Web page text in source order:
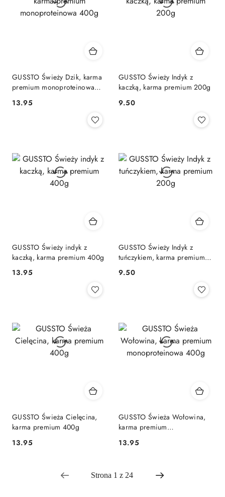
GUSSTO Świeży Dzik, karma
premium monoproteinowa
Cena:
13.95
GUSSTO Świeży Indyk z
kaczką, karma premium 200g
Cena:
9.50
GUSSTO Świeży indyk z
kaczką, karma premium 400g
Cena:
13.95
GUSSTO Świeży Indyk z
tuńczykiem, karma premium
Cena:
9.50
GUSSTO Świeża Cielęcina,
karma premium 400g
Cena:
13.95
GUSSTO Świeża Wołowina,
karma premium
Cena:
13.95